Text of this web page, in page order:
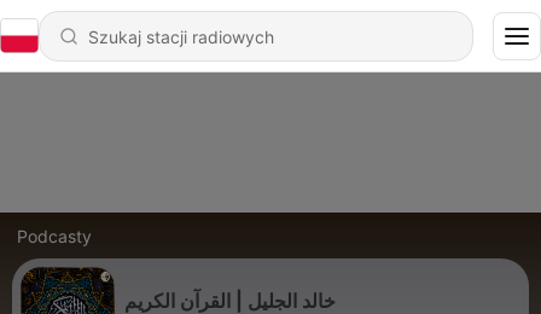
Podcasty
خالد الجليل | القرآن الكريم